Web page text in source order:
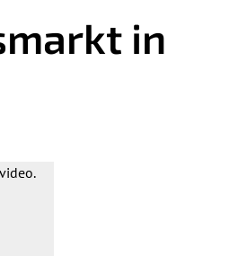
in